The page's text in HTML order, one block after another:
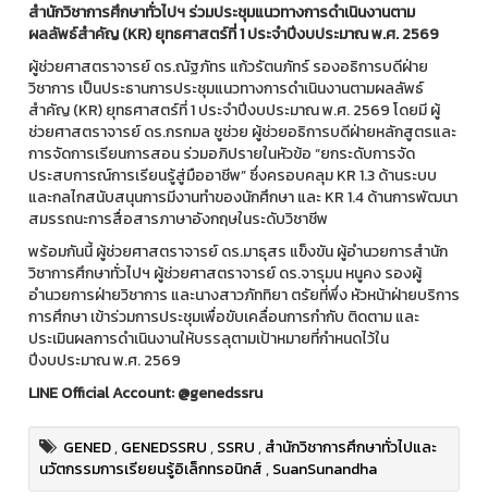
สำนักวิชาการศึกษาทั่วไปฯ ร่วมประชุมแนวทางการดำเนินงานตาม
ผลลัพธ์สำคัญ (KR) ยุทธศาสตร์ที่ 1 ประจำปีงบประมาณ พ.ศ. 2569
ผู้ช่วยศาสตราจารย์ ดร.ณัฐภัทร แก้วรัตนภัทร์ รองอธิการบดีฝ่าย
วิชาการ เป็นประธานการประชุมแนวทางการดำเนินงานตามผลลัพธ์
สำคัญ (KR) ยุทธศาสตร์ที่ 1 ประจำปีงบประมาณ พ.ศ. 2569 โดยมี ผู้
ช่วยศาสตราจารย์ ดร.กรกมล ชูช่วย ผู้ช่วยอธิการบดีฝ่ายหลักสูตรและ
การจัดการเรียนการสอน ร่วมอภิปรายในหัวข้อ “ยกระดับการจัด
ประสบการณ์การเรียนรู้สู่มืออาชีพ” ซึ่งครอบคลุม KR 1.3 ด้านระบบ
และกลไกสนับสนุนการมีงานทำของนักศึกษา และ KR 1.4 ด้านการพัฒนา
สมรรถนะการสื่อสารภาษาอังกฤษในระดับวิชาชีพ
พร้อมกันนี้ ผู้ช่วยศาสตราจารย์ ดร.มาธุสร แข็งขัน ผู้อำนวยการสำนัก
วิชาการศึกษาทั่วไปฯ ผู้ช่วยศาสตราจารย์ ดร.จารุมน หนูคง รองผู้
อำนวยการฝ่ายวิชาการ และนางสาวภัททิยา ตรัยที่พึ่ง หัวหน้าฝ่ายบริการ
การศึกษา เข้าร่วมการประชุมเพื่อขับเคลื่อนการกำกับ ติดตาม และ
ประเมินผลการดำเนินงานให้บรรลุตามเป้าหมายที่กำหนดไว้ใน
ปีงบประมาณ พ.ศ. 2569
LINE Official Account: @genedssru
GENED,GENEDSSRU,SSRU,สำนักวิชาการศึกษาทั่วไปและ
นวัตกรรมการเรียยนรู้อิเล็กทรอนิกส์,SuanSunandha